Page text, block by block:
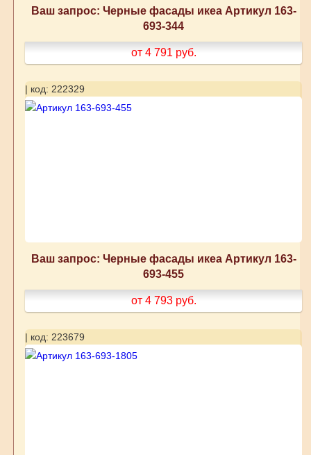
Ваш запрос: Черные фасады икеа Артикул 163-
693-344
от 4 791 руб.
| код: 222329
Ваш запрос: Черные фасады икеа Артикул 163-
693-455
от 4 793 руб.
| код: 223679